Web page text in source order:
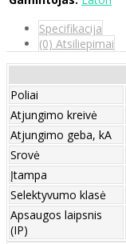
Specifikacija
(0) Atsiliepimai
Poliai
Atjungimo kreivė
Atjungimo geba, kA
Srovė
Įtampa
Selektyvumo klasė
Apsaugos laipsnis
(IP)